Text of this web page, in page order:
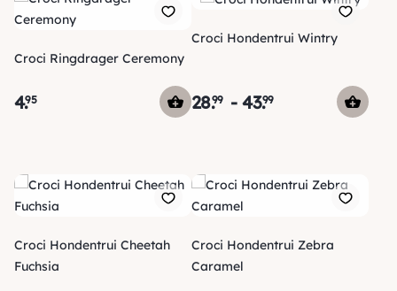
Croci Ringdrager Ceremony
4.95
Croci Hondentrui Wintry
28.99 -43.99
Croci Hondentrui Cheetah
Fuchsia
Croci Hondentrui Zebra
Caramel